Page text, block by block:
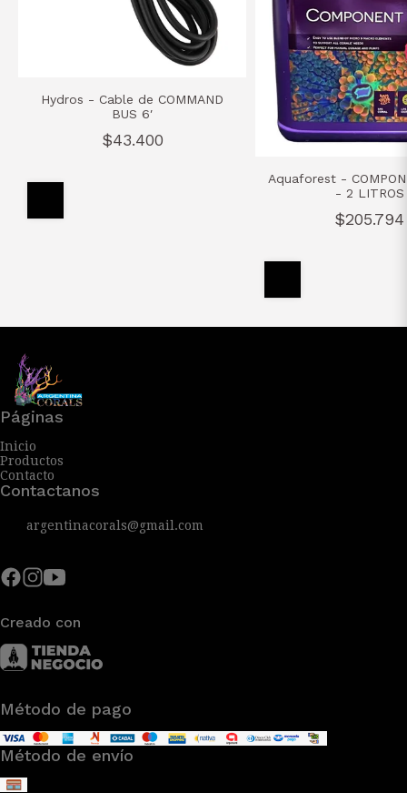
Hydros - Cable de COMMAND
BUS 6′
$43.400
Aquaforest -
- 2 LITROS
$205.794
Páginas
Inicio
Productos
Contacto
Contactanos
argentinacorals@gmail.com
Creado con
Método de pago
Método de envío